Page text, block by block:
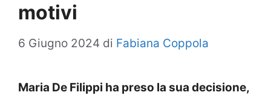
motivi
6 Giugno 2024 di Fabiana Coppola
Maria De Filippi ha preso la sua decisione,